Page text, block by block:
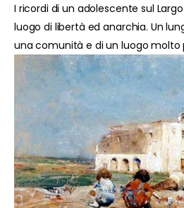
I ricordi di un adolescente sul
luogo di libertà ed anarchia. Un
una comunità e di un luogo molto